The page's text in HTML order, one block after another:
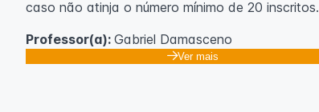
caso não atinja o número mínimo de 20 inscritos.
Professor(a): Gabriel Damasceno
Ver mais